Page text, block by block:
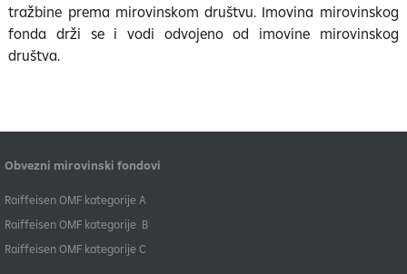
tražbine prema mirovinskom društvu. Imovina mirovinskog
fonda drži se i vodi odvojeno od imovine mirovinskog
društva.
Obvezni mirovinski fondovi
​Raiffeisen OMF kategorije A
Raiffeisen OMF kategorije B
​Raiffeisen OMF kategorije C